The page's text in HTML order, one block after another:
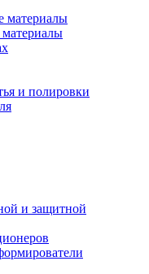
материалы
и полировки
и защитной